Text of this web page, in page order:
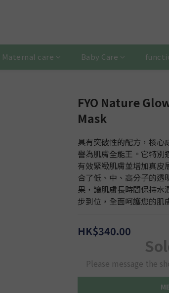
Maternal care Baby Care
FYO Nature
Mask
具有突破性的配方，核
譽為肌膚全能王。它特別
有效緊緻肌膚並增加真皮
合了低、中、高分子的透
果，讓肌膚長時間保持水
步到位，全面呵護您的肌
HK$340.00
Please message the